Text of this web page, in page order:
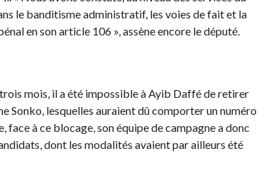
le banditisme administratif, les voies de fait et la
en son article 106 », assène encore le député.
mois, il a été impossible à Ayib Daffé de retirer
Sonko, lesquelles auraient dû comporter un numéro
face à ce blocage, son équipe de campagne a donc
dont les modalités avaient par ailleurs été